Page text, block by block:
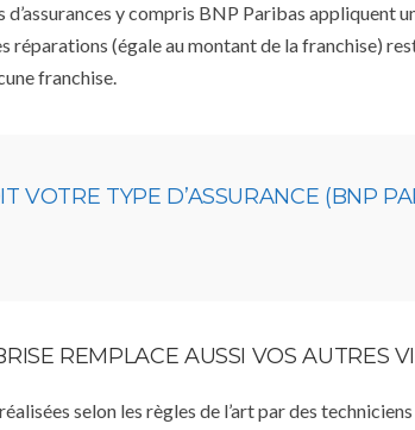
y compris BNP Paribas appliquent
réparations (égale au montant de la franchise)
franchise.
VOTRE TYPE D’ASSURANCE (BNP
REMPLACE AUSSI VOS AUTRES
selon les règles de l’art par des